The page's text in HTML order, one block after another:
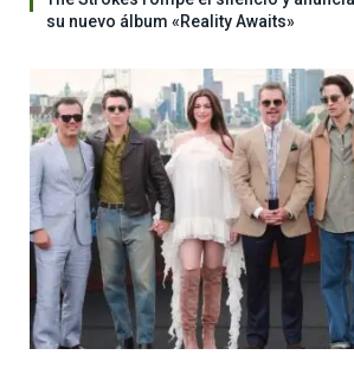
su nuevo álbum «Reality Awaits»